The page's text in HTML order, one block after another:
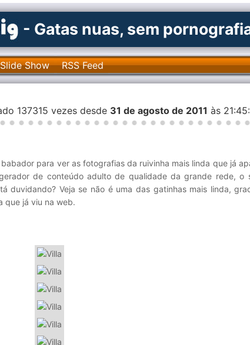
- Gatas nuas, sem
Slide Show RSS Feed
137315 vezes desde 31 de agosto de 2011 às
para ver as fotografias da ruivinha mais linda que já
de conteúdo adulto de qualidade da grande rede, o
duvidando? Veja se não é uma das gatinhas mais linda,
que já viu na web.